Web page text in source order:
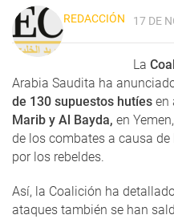
REDACCIÓN 17 DE
La
Arabia Saudita ha
de 130 supuestos hutíes en
Marib y Al Bayda, en
de los combates a causa
por los rebeldes.
Así, la Coalición ha
ataques también se han